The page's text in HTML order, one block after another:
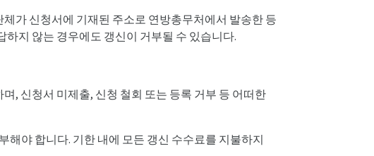
가 신청서에 기재된 주소로 연방총무처에서 발송한 등
지 않는 경우에도 갱신이 거부될 수 있습니다.
, 신청서 미제출, 신청 철회 또는 등록 거부 등 어떠한
해야 합니다. 기한 내에 모든 갱신 수수료를 지불하지